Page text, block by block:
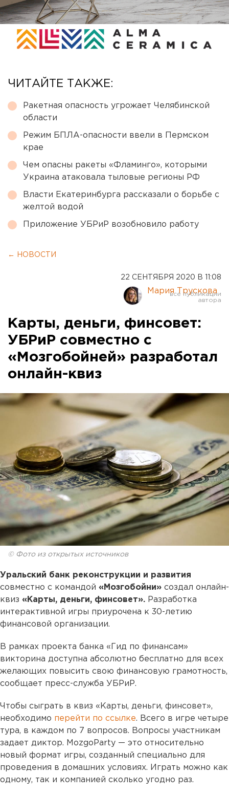
ЧИТАЙТЕ ТАКЖЕ:
Ракетная опасность угрожает Челябинской
области
Режим БПЛА-опасности ввели в Пермском
крае
Чем опасны ракеты «Фламинго», которыми
Украина атаковала тыловые регионы РФ
Власти Екатеринбурга рассказали о борьбе с
желтой водой
Приложение УБРиР возобновило работу
← НОВОСТИ
22 СЕНТЯБРЯ 2020 В 11:08
Мария Трускова
Карты, деньги, финсовет:
УБРиР совместно с
«Мозгобойней» разработал
онлайн-квиз
© Фото из открытых источников
Уральский банк реконструкции и развития
совместно с командой «Мозгобойни» создал онлайн-
квиз «Карты, деньги, финсовет». Разработка
интерактивной игры приурочена к 30-летию
финансовой организации.
В рамках проекта банка «Гид по финансам»
викторина доступна абсолютно бесплатно для всех
желающих повысить свою финансовую грамотность,
сообщает пресс-служба УБРиР.
Чтобы сыграть в квиз «Карты, деньги, финсовет»,
необходимо перейти по ссылке. Всего в игре четыре
тура, в каждом по 7 вопросов. Вопросы участникам
задает диктор. MozgoParty — это относительно
новый формат игры, созданный специально для
проведения в домашних условиях. Играть можно как
одному, так и компанией сколько угодно раз.